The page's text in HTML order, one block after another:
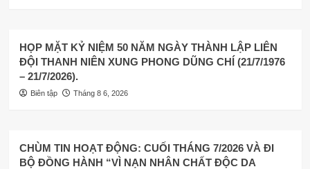
HỌP MẶT KỶ NIỆM 50 NĂM NGÀY THÀNH LẬP LIÊN
ĐỘI THANH NIÊN XUNG PHONG DŨNG CHÍ (21/7/1976
– 21/7/2026).
Biên tập Tháng 8 6, 2026
CHÙM TIN HOẠT ĐỘNG: CUỐI THÁNG 7/2026 VÀ ĐI
BỘ ĐỒNG HÀNH “VÌ NẠN NHÂN CHẤT ĐỘC DA